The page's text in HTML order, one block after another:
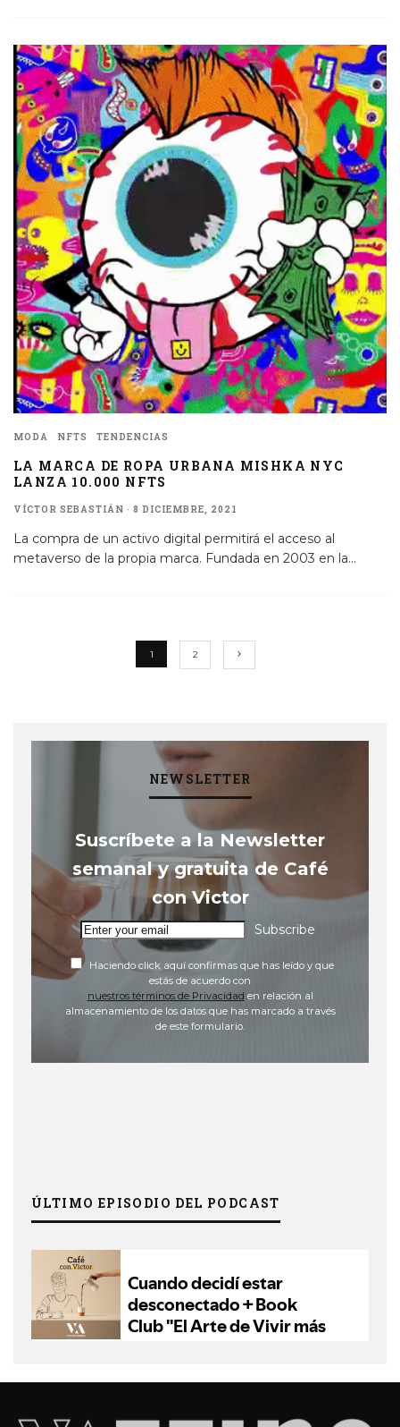
MODA NFTS TENDENCIAS
LA MARCA DE ROPA URBANA MISHKA NYC
LANZA 10.000 NFTS
VÍCTOR SEBASTIÁN · 8 DICIEMBRE, 2021
La compra de un activo digital permitirá el acceso al
metaverso de la propia marca. Fundada en 2003 en la...
1 2
NEWSLETTER
Suscríbete a la Newsletter
semanal y gratuita de Café
con Victor
Subscribe
Haciendo click aquí confirmas que has leído y que
estás de acuerdo con
nuestros términos de Privacidad en relación al
almacenamiento de los datos que has marcado a través
de este formulario.
ÚLTIMO EPISODIO DEL PODCAST